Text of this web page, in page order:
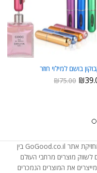
בושם למילוי חוזר
₪
₪75.00
כתב אחריות משפטית: חברת גו גוד בע”מ מחזיקת אתר GoGood.co.il בין
מוצרים מרחבי העולם
את המוצרים הנמכרים